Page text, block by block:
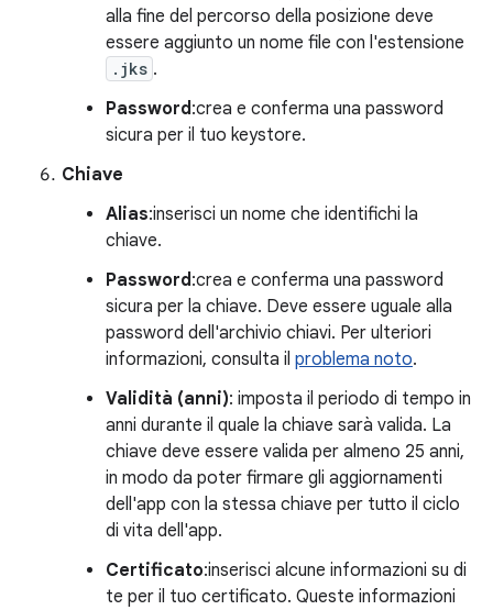
alla fine del percorso della posizione deve
essere aggiunto un nome file con l'estensione
.jks .
Password:crea e conferma una password
sicura per il tuo keystore.
Chiave
Alias:inserisci un nome che identifichi la
chiave.
Password:crea e conferma una password
sicura per la chiave. Deve essere uguale alla
password dell'archivio chiavi. Per ulteriori
informazioni, consulta il problema noto.
Validità (anni): imposta il periodo di tempo in
anni durante il quale la chiave sarà valida. La
chiave deve essere valida per almeno 25 anni,
in modo da poter firmare gli aggiornamenti
dell'app con la stessa chiave per tutto il ciclo
di vita dell'app.
Certificato:inserisci alcune informazioni su di
te per il tuo certificato. Queste informazioni